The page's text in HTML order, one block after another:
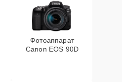
Фотоаппарат
Canon EOS 90D